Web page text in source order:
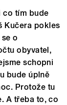
co tím bude
Kučera pokles
o
obyvatel,
schopni
bude úplně
Protože tu
A třeba to, co